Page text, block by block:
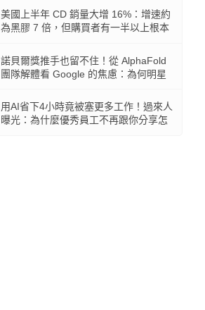
美國上半年 CD 銷量大增 16%：增速約
為黑膠 7 倍，但購買者有一半以上根本
諾貝爾獎推手也留不住！從 AlphaFold
團隊解體看 Google 的焦慮：為何明星
用AI省下4小時竟被塞更多工作！過來人
曝光：為什麼優秀員工不再跟你分享怎